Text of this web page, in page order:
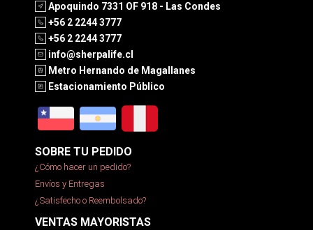
Apoquindo 7331 OF 918 - Las Condes
+56 2 2244 3777
+56 2 2244 3777
info@sherpalife.cl
Metro Hernando de Magallanes
Estacionamiento Público
SOBRE TU PEDIDO
¿Cómo hacer un pedido?
Envíos y Entregas
¿Satisfecho o Reembolsado?
VENTAS MAYORISTAS